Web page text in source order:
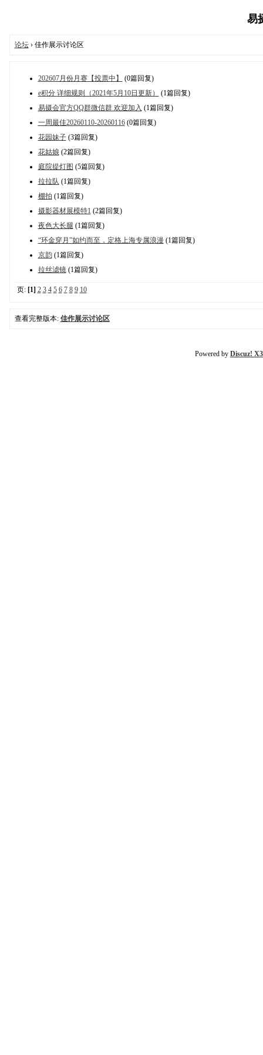
易
论坛› 佳作展示讨论区
202607月份月赛【投票中】
(0篇回复)
e积分 详细规则（2021年5月10日更新）
(1篇回复)
易摄会官方QQ群微信群 欢迎加入 (1篇回复)
一周最佳20260110-20260116(0篇回复)
花园妹子(3篇回复)
花姑娘 (2篇回复)
庭院提灯图 (5篇回复)
拉拉队 (1篇回复)
棚拍 (1篇回复)
摄影器材展模特1 (2篇回复)
夜色大长腿 (1篇回复)
“环金穿月”如约而至，定格上海专属浪漫 (1篇回复)
京韵(1篇回复)
拉丝滤镜(1篇回复)
页: [1] 2 3 4 5 6 7 8 9 10
查看完整版本: 佳作展示讨论区
Powered by Discuz!